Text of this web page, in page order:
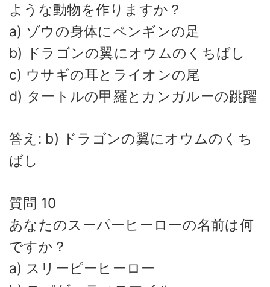
ような動物を作りますか？
a) ゾウの身体にペンギンの足
b) ドラゴンの翼にオウムのくちばし
c) ウサギの耳とライオンの尾
d) タートルの甲羅とカンガルーの跳躍
答え: b) ドラゴンの翼にオウムのくち
ばし
質問 10
あなたのスーパーヒーローの名前は何
ですか？
a) スリーピーヒーロー